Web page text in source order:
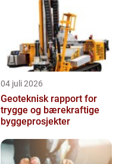
04 juli 2026
Geoteknisk rapport for
trygge og bærekraftige
byggeprosjekter